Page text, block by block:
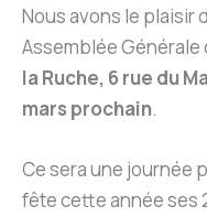
Nous avons le plaisir
Assemblée Générale
la Ruche, 6 rue du
mars prochain.
Ce sera une journée
fête cette année ses